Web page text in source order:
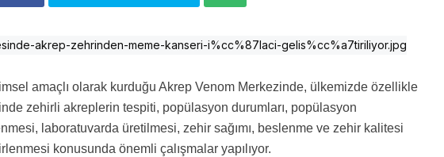
amaçlı olarak kurduğu Akrep Venom Merkezinde, ülkemizde özellikle
zehirli akreplerin tespiti, popülasyon durumları, popülasyon
laboratuvarda üretilmesi, zehir sağımı, beslenme ve zehir kalitesi
konusunda önemli çalışmalar yapılıyor.